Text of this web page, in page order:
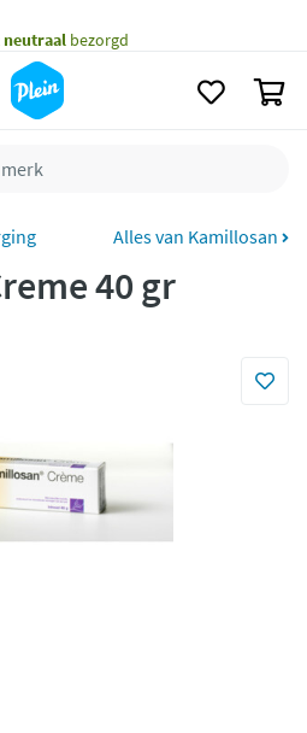
maandag
retourneren
met Klarna
Alles van Kamillosan
40 gr